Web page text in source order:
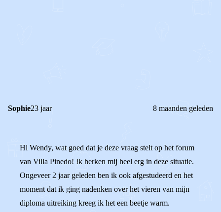
Sophie23 jaar 8 maanden geleden
Hi Wendy, wat goed dat je deze vraag stelt op het forum
van Villa Pinedo! Ik herken mij heel erg in deze situatie.
Ongeveer 2 jaar geleden ben ik ook afgestudeerd en het
moment dat ik ging nadenken over het vieren van mijn
diploma uitreiking kreeg ik het een beetje warm.